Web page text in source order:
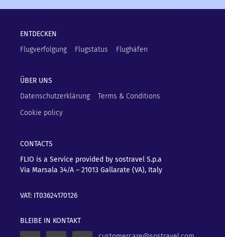
ENTDECKEN
Flugverfolgung
Flugstatus Flughäfen
ÜBER UNS
Datenschutzerklärung
Terms & Conditions
Cookie policy
CONTACTS
FLIO is a Service provided by sostravel S.p.a
Via Marsala 34/A – 21013 Gallarate (VA), Italy
VAT: IT03624170126
BLEIBE IN KONTAKT